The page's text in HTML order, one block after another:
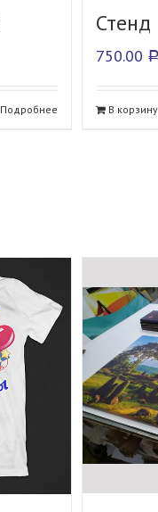
Подробнее
Стенд
750.00 Р
В корзину